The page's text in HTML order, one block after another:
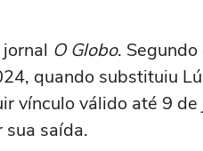
O Globo.
quando substituiu
vínculo válido até 9
saída.